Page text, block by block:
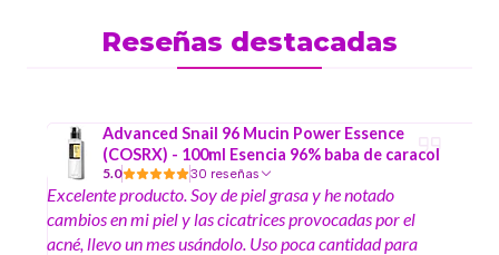
Reseñas destacadas
Advanced Snail 96 Mucin Power Essence
(COSRX) - 100ml Esencia 96% baba de caracol
5.0 30 reseñas
Excelente producto. Soy de piel grasa y he notado
cambios en mi piel y las cicatrices provocadas por el
acné, llevo un mes usándolo. Uso poca cantidad para